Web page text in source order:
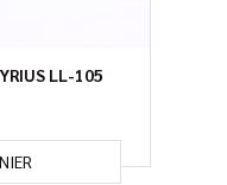
LL-105